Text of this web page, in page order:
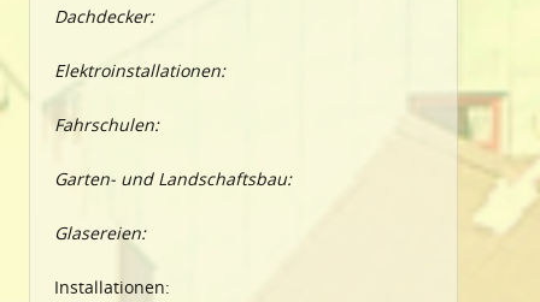
Dachdecker:
Elektroinstallationen:
Fahrschulen:
Garten- und Landschaftsbau:
Glasereien:
Installationen: